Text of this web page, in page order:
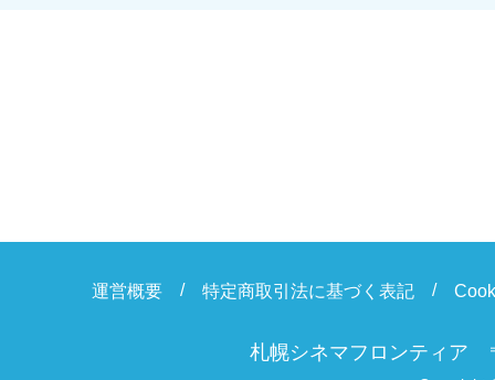
運営概要 特定商取引法に基づく表記
札幌シネマフロンティア